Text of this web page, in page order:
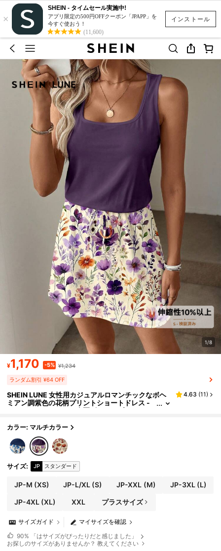
インストール
×
SHEIN - タイムセール実施中!
アプリ限定の500円OFFクーポン「JPAPP」を
今すぐ使おう！
(11,600)
1/8
¥1,170 -5% ¥1,234
ランダム割引 ¥64 OFF
SHEIN LUNE 女性用カジュアルロマンチックなボヘ
ミアン調紫色の花柄プリントショートドレス -
エレガントなレトロな春夏ビーチリゾートアウ
婚式、ブライズメイドパーティー、結婚式の来賓に
4.63 (11)
カラー: マルチカラー
サイズ: JP スタンダード
JP-M (XS) JP-L/XL (S) JP-XXL (M) JP-3XL(L)
JP-4XL(XL) XXL プラスサイズ
マイサイズを確認
サイズガイド
90% 「はサイズがぴったりだと感じました」
お探しのサイズがありませんか？ 教えてください